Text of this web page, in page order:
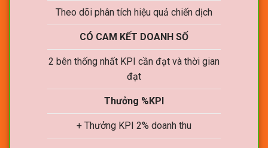
Theo dõi phân tích hiệu quả chiến dịch
CÓ CAM KẾT DOANH SỐ
2 bên thống nhất KPI cần đạt và thời gian
đạt
Thưởng %KPI
+ Thưởng KPI 2% doanh thu